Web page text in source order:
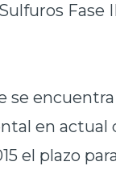
Fase
se
en actual
el plazo